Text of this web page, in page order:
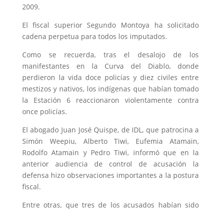
2009.
El fiscal superior Segundo Montoya ha solicitado
cadena perpetua para todos los imputados.
Como se recuerda, tras el desalojo de los
manifestantes en la Curva del Diablo, donde
perdieron la vida doce policías y diez civiles entre
mestizos y nativos, los indígenas que habían tomado
la Estación 6 reaccionaron violentamente contra
once policías.
El abogado Juan José Quispe, de IDL, que patrocina a
Simón Weepiu, Alberto Tiwi, Eufemia Atamain,
Rodolfo Atamain y Pedro Tiwi, informó que en la
anterior audiencia de control de acusación la
defensa hizo observaciones importantes a la postura
fiscal.
Entre otras, que tres de los acusados habían sido